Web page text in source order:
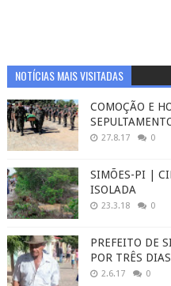
NOTÍCIAS MAIS VISITADAS
COMOÇÃO E
27.8.17 0
SIMÕES-PI |
ISOLADA
23.3.18 0
PREFEITO DE
POR TRÊS DIAS
2.6.17 0